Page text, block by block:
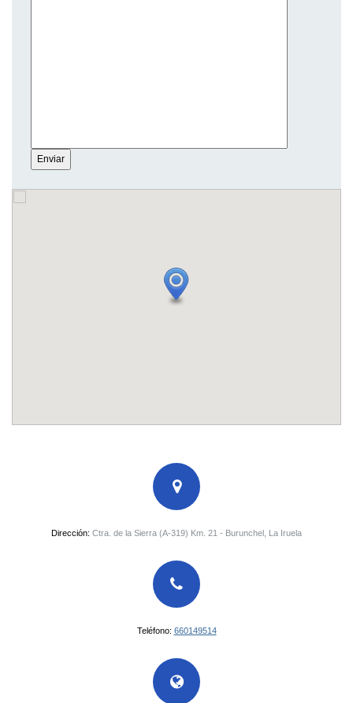
Dirección: Ctra. de la Sierra (A-319) Km. 21 - Burunchel, La Iruela
Teléfono: 660149514